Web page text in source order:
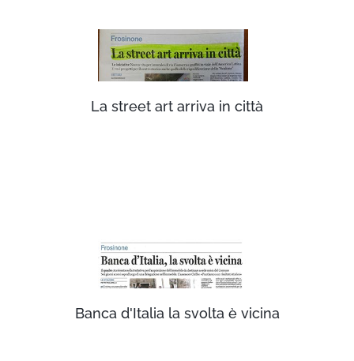
La street art arriva in città
Banca d'Italia la svolta è vicina